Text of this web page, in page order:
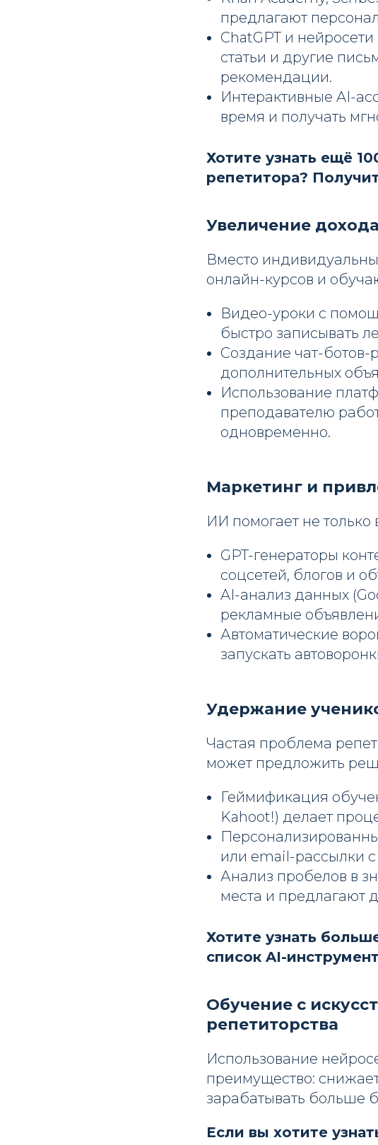
предлагают
ChatGPT и
статьи и другие
рекомендации.
Интерактивные AI-
время и получать
Хотите узнать ещё
репетитора?
Увеличение
Вместо
онлайн-курсов и
Видео-уроки с
быстро записывать
Создание чат-ботов-
дополнительных
Использование
преподавателю
одновременно.
Маркетинг и
ИИ помогает не
GPT-генераторы
соцсетей, блогов и
AI-анализ данных
рекламные
Автоматические
запускать
Удержание
Частая проблема
может предложить
Геймификация
Kahoot!) делает
или email-рассылки
Анализ пробелов в
места и предлагают
Хотите узнать
список AI-
Обучение с
репетиторства
Использование
преимущество:
зарабатывать больше
Если вы хотите